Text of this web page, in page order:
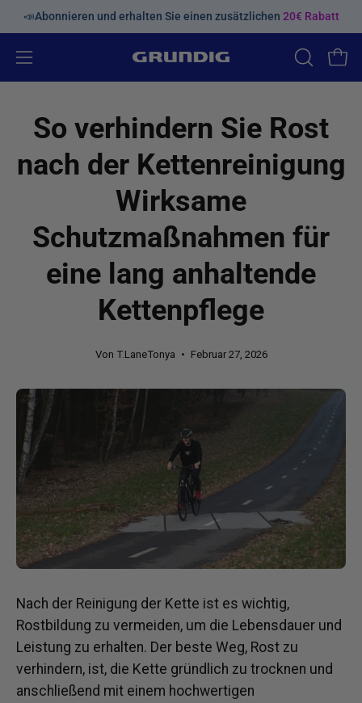
überspringen
📣Abonnieren und erhalten Sie einen zusätzlichen 20€ Rabatt
Navigationsmenü
ÖFFNEN
So verhindern Sie Rost
nach der Kettenreinigung
Wirksame
Schutzmaßnahmen für
eine lang anhaltende
Kettenpflege
Von T.LaneTonya Februar 27, 2026
Nach der Reinigung der Kette ist es wichtig,
Rostbildung zu vermeiden, um die Lebensdauer und
Leistung zu erhalten. Der beste Weg, Rost zu
verhindern, ist, die Kette gründlich zu trocknen und
anschließend mit einem hochwertigen